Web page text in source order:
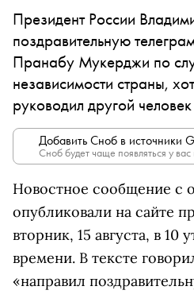
Президент России
поздравительную
Пранабу Мукерджи по
независимости страны,
руководил другой человек
Добавить Сноб в источники
Сноб будет чаще появляться у
Новостное сообщение с
опубликовали на сайте
вторник, 15 августа, в 10
времени. В тексте
«направил